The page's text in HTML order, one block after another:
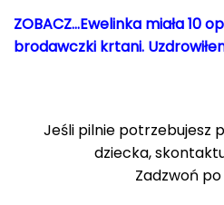
ZOBACZ…Ewelinka miała 10
brodawczki krtani.
Jeśli pilnie potrzebujesz
dziecka,
Zadzwoń